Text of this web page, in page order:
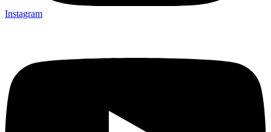
Instagram